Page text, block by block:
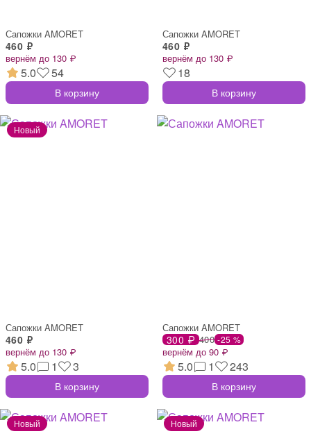
Сапожки AMORET
460 ₽
вернём до 130 ₽
5.0 54
В корзину
Сапожки AMORET
460 ₽
вернём до 130 ₽
18
В корзину
Сапожки AMORET
460 ₽
вернём до 130 ₽
5.0 1 3
В корзину
Сапожки AMORET
300 ₽ 400 -25 %
вернём до 90 ₽
5.0 1 243
В корзину